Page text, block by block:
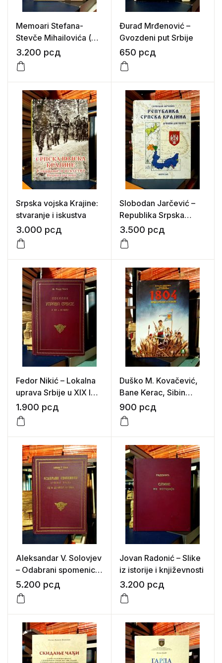
Memoari Stefana-
Stevče Mihailovića (u
dva dela – od 1813. do
1842 i od 1858. do
1867.)
3.200 рсд
Đurađ Mrđenović –
Gvozdeni put Srbije
650 рсд
Srpska vojska Krajine:
stvaranje i iskustva
3.000 рсд
Slobodan Jarčević –
Republika Srpska
Krajina
3.500 рсд
Fedor Nikić – Lokalna
uprava Srbije u XIX I
XX veku
1.900 рсд
Duško M. Kovačević,
Bane Kerac, Sibin
Slavković – 1804 Prvi
srpski ustanak
900 рсд
Aleksandar V. Solovjev
– Odabrani spomenici
srpskog prava od XII
do kraja XV veka
5.200 рсд
Jovan Radonić – Slike
iz istorije i književnosti
3.200 рсд